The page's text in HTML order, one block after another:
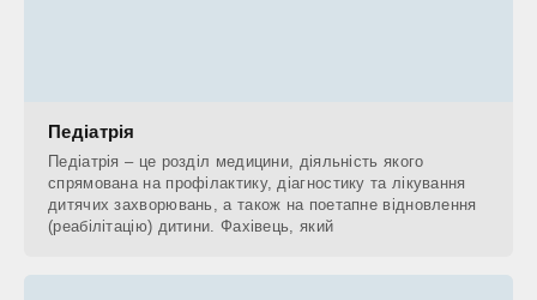
Педіатрія
Педіатрія – це розділ медицини, діяльність якого
спрямована на профілактику, діагностику та лікування
дитячих захворювань, а також на поетапне відновлення
(реабілітацію) дитини. Фахівець, який